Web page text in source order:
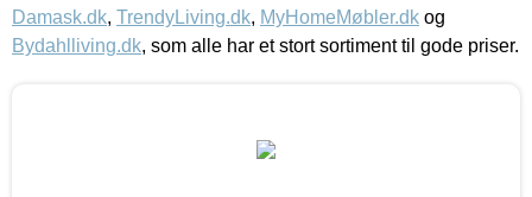
Damask.dk, TrendyLiving.dk, MyHomeMøbler.dk og
Bydahlliving.dk, som alle har et stort sortiment til gode priser.